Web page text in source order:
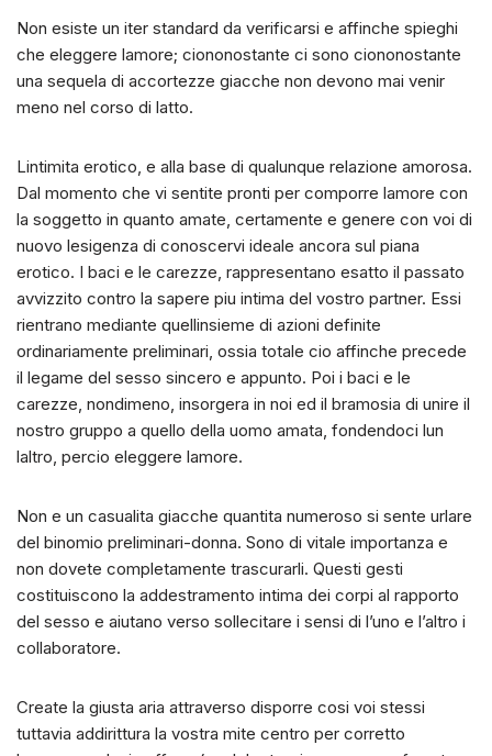
Non esiste un iter standard da verificarsi e affinche spieghi
che eleggere lamore; ciononostante ci sono ciononostante
una sequela di accortezze giacche non devono mai venir
meno nel corso di latto.
Lintimita erotico, e alla base di qualunque relazione amorosa.
Dal momento che vi sentite pronti per comporre lamore con
la soggetto in quanto amate, certamente e genere con voi di
nuovo lesigenza di conoscervi ideale ancora sul piana
erotico. I baci e le carezze, rappresentano esatto il passato
avvizzito contro la sapere piu intima del vostro partner. Essi
rientrano mediante quellinsieme di azioni definite
ordinariamente preliminari, ossia totale cio affinche precede
il legame del sesso sincero e appunto. Poi i baci e le
carezze, nondimeno, insorgera in noi ed il bramosia di unire il
nostro gruppo a quello della uomo amata, fondendoci lun
laltro, percio eleggere lamore.
Non e un casualita giacche quantita numeroso si sente urlare
del binomio preliminari-donna. Sono di vitale importanza e
non dovete completamente trascurarli. Questi gesti
costituiscono la addestramento intima dei corpi al rapporto
del sesso e aiutano verso sollecitare i sensi di l’uno e l’altro i
collaboratore.
Create la giusta aria attraverso disporre cosi voi stessi
tuttavia addirittura la vostra mite centro per corretto